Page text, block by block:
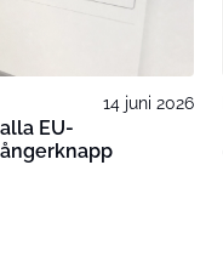
14 juni 2026
EU-